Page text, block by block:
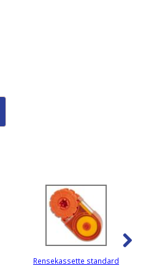
Rensekassette standard